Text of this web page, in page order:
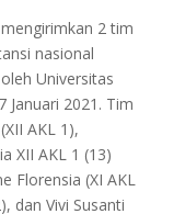
mengirimkan 2 tim
nasional
Universitas
Januari 2021. Tim
AKL 1),
XII AKL 1 (13)
Florensia (XI AKL
dan Vivi Susanti